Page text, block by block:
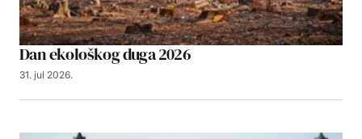
Dan ekološkog duga 2026
31. jul 2026.